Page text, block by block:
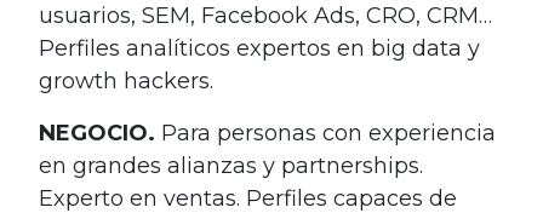
usuarios, SEM, Facebook Ads, CRO, CRM…
Perfiles analíticos expertos en big data y
growth hackers.
NEGOCIO. Para personas con experiencia
en grandes alianzas y partnerships.
Experto en ventas. Perfiles capaces de